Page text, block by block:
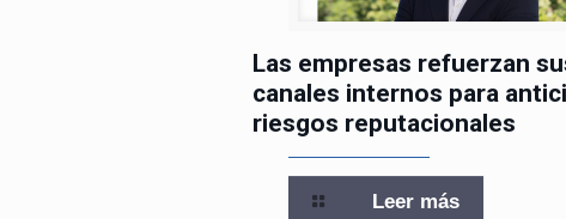
Las empresas refuerzan
canales internos para
riesgos reputacionales
Leer más